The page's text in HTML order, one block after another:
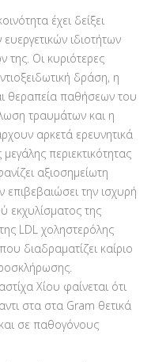
έχει δείξει
ιδιοτήτων
της. Οι κυριότερες
δράση, η
θεραπεία παθήσεων του
τραυμάτων και η
αρκετά ερευνητικά
περιεκτικότητας
αξιοσημείωτη
επιβεβαιώσει την ισχυρή
εκχυλίσματος της
LDL χοληστερόλης
διαδραματίζει καίριο
Χίου φαίνεται ότι
στα στα Gram θετικά
σε παθογόνους